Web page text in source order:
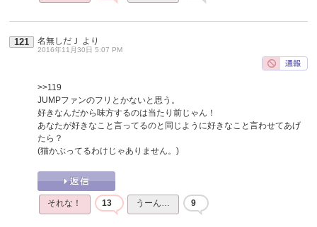
121 名無しだＪ より
2016年11月30日 5:07 PM
>>119
JUMPファンのフリとかないと思う。
好きなんだから味方するのは当たり前じゃん！
あなたが好きなこと言ってるのと同じように好きなこと言わせてあげ
たら？
(猫かぶってるわけじゃありません。)
それな！ 13 うーん… 9